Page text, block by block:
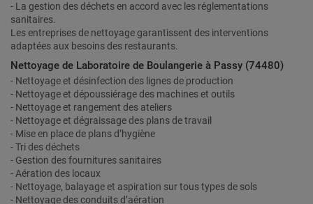
- La gestion des déchets en accord avec les réglementations
sanitaires.
Les entreprises de nettoyage garantissent des interventions
adaptées aux besoins des restaurants.
Nettoyage de Laboratoire de Boulangerie à Passy (74480)
- Nettoyage et désinfection des lignes de production
- Nettoyage et dépoussiérage des machines et outils
- Nettoyage et rangement des ateliers
- Nettoyage et dégraissage des plans de travail
- Mise en place de plans d’hygiène
- Tri des déchets
- Gestion des fournitures sanitaires
- Aération des locaux
- Nettoyage, balayage et aspiration sur tous types de sols
- Nettoyage des conduits d’aération